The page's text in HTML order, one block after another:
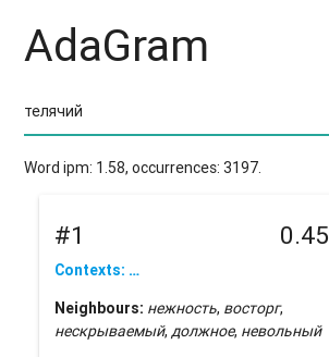
AdaGram
Word ipm: 1.58, occurrences: 3197.
#1 0.45
Contexts: …
Neighbours: нежность, восторг,
нескрываемый,должное, невольный